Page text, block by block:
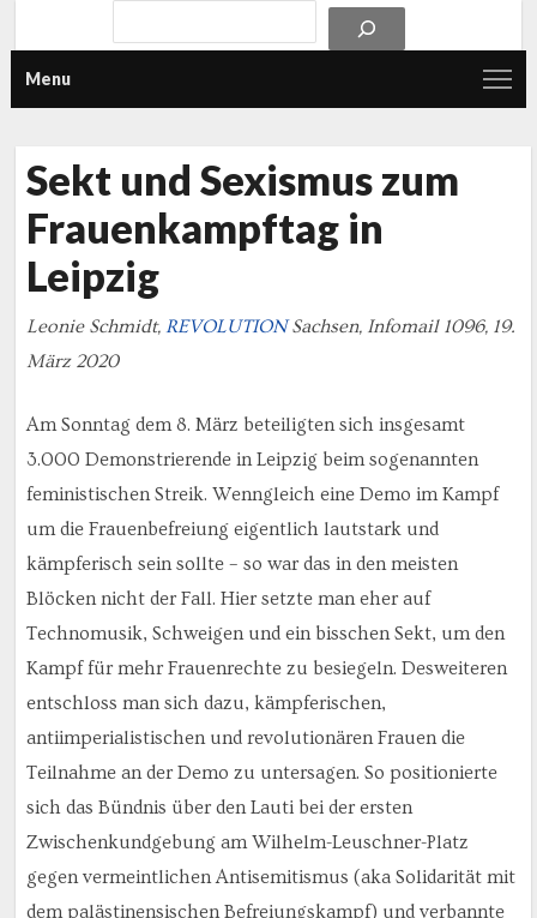
Menu
Sekt und Sexismus zum
Frauenkampftag in
Leipzig
Leonie Schmidt, REVOLUTIONSachsen, Infomail 1096, 19.
März 2020
Am Sonntag dem 8. März beteiligten sich insgesamt
3.000 Demonstrierende in Leipzig beim sogenannten
feministischen Streik. Wenngleich eine Demo im Kampf
um die Frauenbefreiung eigentlich lautstark und
kämpferisch sein sollte – so war das in den meisten
Blöcken nicht der Fall. Hier setzte man eher auf
Technomusik, Schweigen und ein bisschen Sekt, um den
Kampf für mehr Frauenrechte zu besiegeln. Desweiteren
entschloss man sich dazu, kämpferischen,
antiimperialistischen und revolutionären Frauen die
Teilnahme an der Demo zu untersagen. So positionierte
sich das Bündnis über den Lauti bei der ersten
Zwischenkundgebung am Wilhelm-Leuschner-Platz
gegen vermeintlichen Antisemitismus (aka Solidarität mit
dem palästinensischen Befreiungskampf) und verbannte